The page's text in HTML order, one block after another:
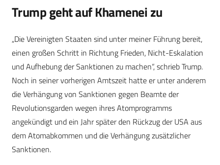
Trump geht auf Khamenei zu
„Die Vereinigten Staaten sind unter meiner Führung bereit,
einen großen Schritt in Richtung Frieden, Nicht-Eskalation
und Aufhebung der Sanktionen zu machen“, schrieb Trump.
Noch in seiner vorherigen Amtszeit hatte er unter anderem
die Verhängung von Sanktionen gegen Beamte der
Revolutionsgarden wegen ihres Atomprogramms
angekündigt und ein Jahr später den Rückzug der USA aus
dem Atomabkommen und die Verhängung zusätzlicher
Sanktionen.